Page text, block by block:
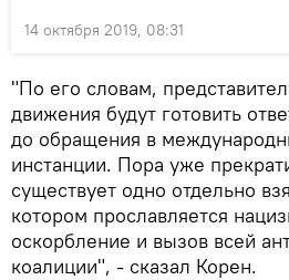
14 октября 2019, 08:31
"По его словам,
движения будут готовить
до обращения в
инстанции. Пора уже
существует одно отдельно
котором прославляется
оскорбление и вызов всей
коалиции", - сказал Корен.